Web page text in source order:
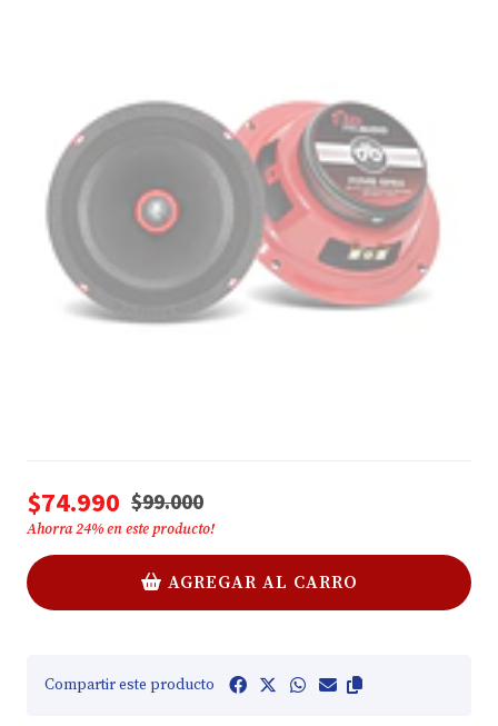
$74.990 $99.000
Ahorra24% en este producto!
AGREGAR AL CARRO
Compartir este producto